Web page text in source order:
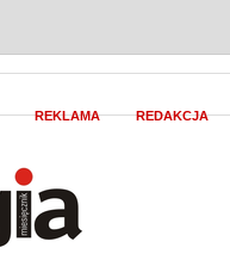
REKLAMA REDAKCJA